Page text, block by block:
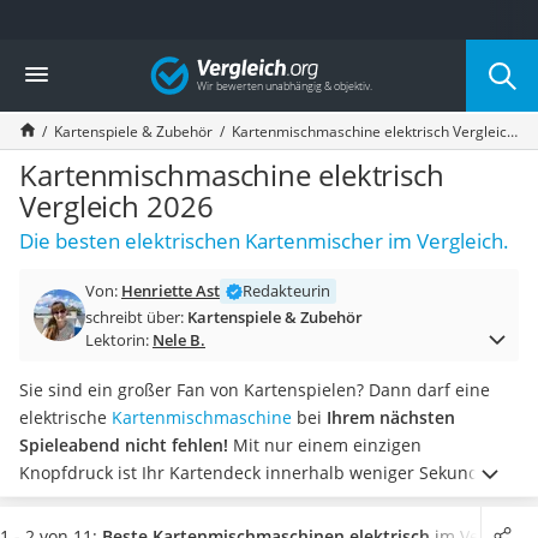
Die beliebtesten Vergleiche nach Kategorie
Freizeit & Sport
Gartentrampolin
Trampolin
Metalldetektor
Eufab-Fahrradträger
Trampolin 366 cm
Fahrradschloss
Futterboot
Air Bike
Trekkingschuhe Herren
Reisetasche mit Rollen
Klimmzugstation
Koffer
Nachtsichtgerät
Vergleich
Kartenspiele & Zubehör Kartenmischmaschine elektrisch Vergleich 2026
Kartenmischmaschine elektrisch
Vergleich 2026
Die besten elektrischen Kartenmischer im Vergleich.
Von: Henriette Ast
Redakteurin
schreibt über: Kartenspiele & Zubehör
Lektorin: Nele B.
Sie sind ein großer Fan von Kartenspielen? Dann darf eine
elektrische Kartenmischmaschine bei Ihrem nächsten
Spieleabend nicht fehlen! Mit nur einem einzigen
Knopfdruck ist Ihr Kartendeck innerhalb weniger Sekunden
fair gemischt. Diverse Tests im Internet beschreiben, dass
eine gute KartenmischmaschineKarten in unterschiedlichen